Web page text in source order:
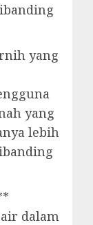
yang
yang
lebih
dalam